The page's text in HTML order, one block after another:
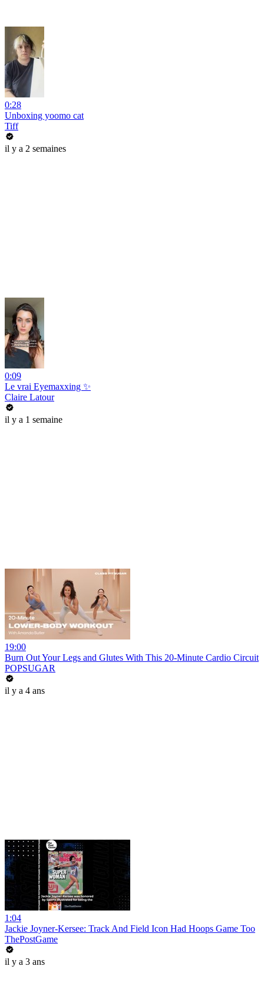
0:28
Unboxing yoomo cat
Tiff
il y a 2 semaines
0:09
Le vrai Eyemaxxing ✨
Claire Latour
il y a 1 semaine
19:00
Burn Out Your Legs and Glutes With This 20-Minute Cardio Circuit
POPSUGAR
il y a 4 ans
1:04
Jackie Joyner-Kersee: Track And Field Icon Had Hoops Game Too
ThePostGame
il y a 3 ans